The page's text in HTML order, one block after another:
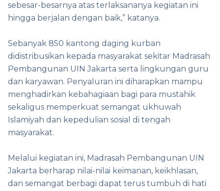
sebesar-besarnya atas terlaksananya kegiatan ini
hingga berjalan dengan baik,” katanya.
Sebanyak 850 kantong daging kurban
didistribusikan kepada masyarakat sekitar Madrasah
Pembangunan UIN Jakarta serta lingkungan guru
dan karyawan. Penyaluran ini diharapkan mampu
menghadirkan kebahagiaan bagi para mustahik
sekaligus memperkuat semangat ukhuwah
Islamiyah dan kepedulian sosial di tengah
masyarakat.
Melalui kegiatan ini, Madrasah Pembangunan UIN
Jakarta berharap nilai-nilai keimanan, keikhlasan,
dan semangat berbagi dapat terus tumbuh di hati